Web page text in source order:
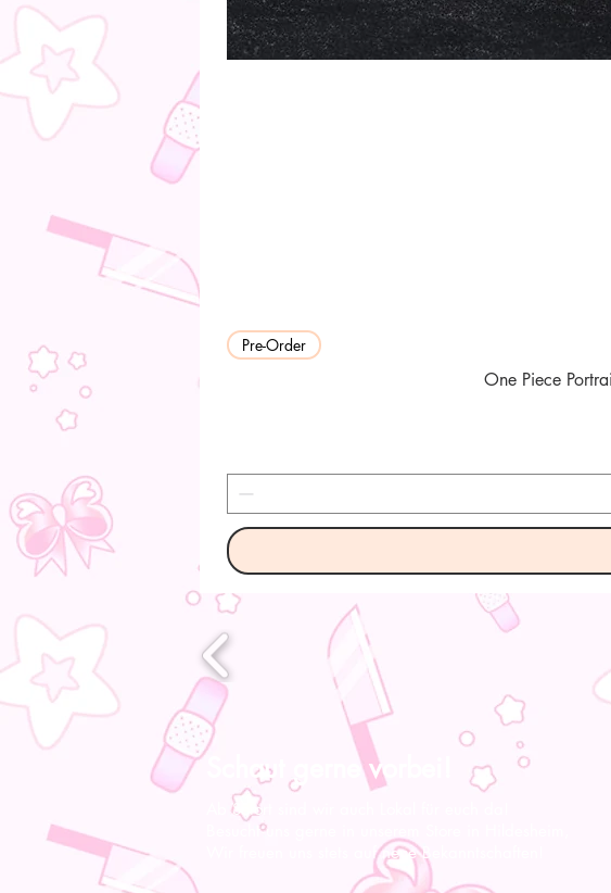
Pre-Order
One Piece
Schaut gerne vorbei!
Ab Sofort sind wir auch Lokal für euch da!
Besucht uns gerne in unserem Store in Hildesheim,
Wir freuen uns stets auf neue Bekanntschaften!